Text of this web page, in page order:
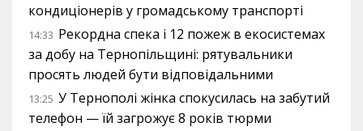
кондиціонерів у громадському транспорті
14:33 Рекордна спека і 12 пожеж в екосистемах
за добу на Тернопільщині: рятувальники
просять людей бути відповідальними
13:25 У Тернополі жінка спокусилась на забутий
телефон — їй загрожує 8 років тюрми